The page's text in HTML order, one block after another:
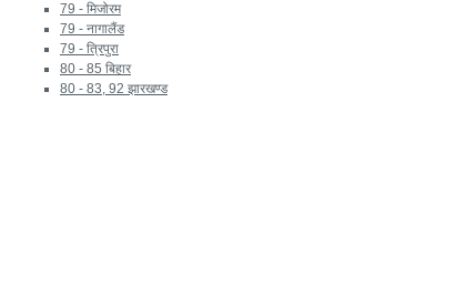
79 - मिजोरम
79 - नागालैंड
79 - त्रिपुरा
80 - 85 बिहार
80 - 83, 92 झारखण्ड